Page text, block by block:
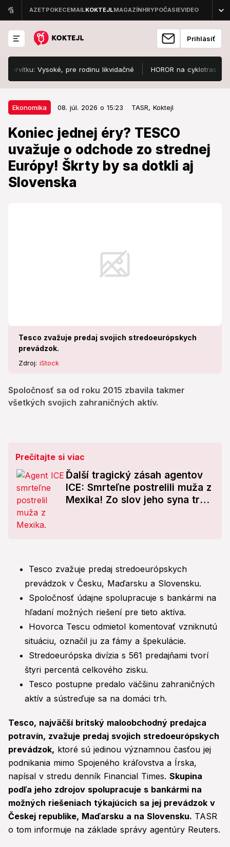
Prihlásiť
Vysoké, pre rodinu likvidačné HOROR na cyklotrase! Pred
Ekonomika 08. júl. 2026 o 15:23 TASR, Koktejl
Koniec jednej éry? TESCO
uvažuje o odchode zo strednej
Európy! Škrty by sa dotkli aj
Slovenska
Tesco zvažuje predaj svojich stredoeurópskych
prevádzok.
Zdroj: iStock
Spoločnosť sa od roku 2015 zbavila takmer
všetkých svojich zahraničných aktív.
Ekonomika 08. júl. 2026 o 15:23
Koniec jednej éry? TESCO uvažuje
o odchode zo strednej Európy!
Škrty by sa dotkli aj Slovenska
Spoločnosť sa od roku 2015 zbavila takmer všetkých
Prečítajte si viac
Ďalší tragický zásah agentov
ICE: Smrteľne postrelili muža z
Mexika! Zo slov jeho syna trhá
Tesco zvažuje predaj stredoeurópskych
prevádzok v Česku, Maďarsku a Slovensku.
Spoločnosť údajne spolupracuje s bankármi na
hľadaní možných riešení pre tieto aktíva.
Hovorca Tescu odmietol komentovať vzniknutú
situáciu, označil ju za fámy a špekulácie.
Stredoeurópska divízia s 561 predajňami tvorí
štyri percentá celkového zisku.
Tesco postupne predalo väčšinu zahraničných
aktív a sústreďuje sa na domáci trh.
Tesco, najväčší britský maloobchodný predajca
potravín, zvažuje predaj svojich stredoeurópskych
prevádzok, ktoré sú jedinou významnou časťou jej
podnikania mimo Spojeného kráľovstva a Írska,
napísal v stredu denník Financial Times. Skupina
podľa jeho zdrojov spolupracuje s bankármi na
možných riešeniach týkajúcich sa jej prevádzok v
Českej republike, Maďarsku a na Slovensku. TASR
o tom informuje na základe správy agentúry Reuters.